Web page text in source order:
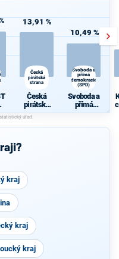
13,91 %
Česká
pirátská
strana
Česká
pirátská
strana
10,49 %
Svoboda a
přímá
demokracie
(SPD)
Svoboda a
přímá
demokraci
kraj
kraj
kraj